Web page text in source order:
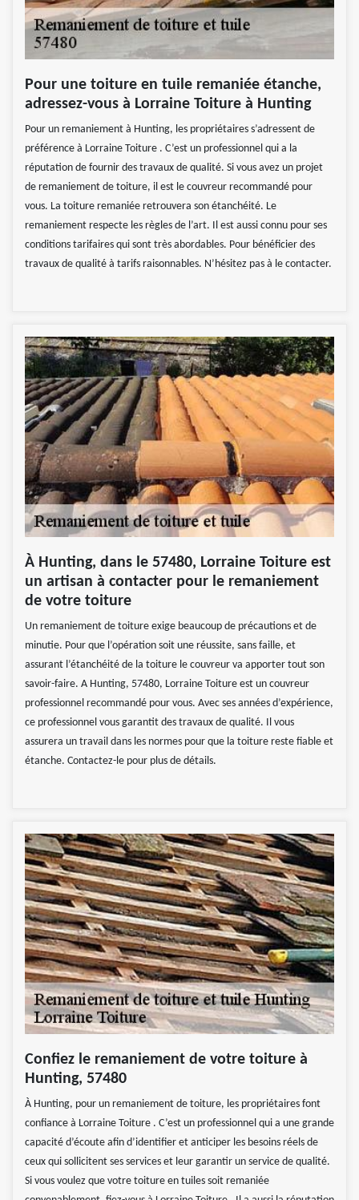
Pour une toiture en tuile remaniée étanche,
adressez-vous à Lorraine Toiture à Hunting
Pour un remaniement à Hunting, les propriétaires s’adressent de
préférence à Lorraine Toiture . C’est un professionnel qui a la
réputation de fournir des travaux de qualité. Si vous avez un projet
de remaniement de toiture, il est le couvreur recommandé pour
vous. La toiture remaniée retrouvera son étanchéité. Le
remaniement respecte les règles de l’art. Il est aussi connu pour ses
conditions tarifaires qui sont très abordables. Pour bénéficier des
travaux de qualité à tarifs raisonnables. N’hésitez pas à le contacter.
À Hunting, dans le 57480, Lorraine Toiture est
un artisan à contacter pour le remaniement
de votre toiture
Un remaniement de toiture exige beaucoup de précautions et de
minutie. Pour que l’opération soit une réussite, sans faille, et
assurant l’étanchéité de la toiture le couvreur va apporter tout son
savoir-faire. A Hunting, 57480, Lorraine Toiture est un couvreur
professionnel recommandé pour vous. Avec ses années d’expérience,
ce professionnel vous garantit des travaux de qualité. Il vous
assurera un travail dans les normes pour que la toiture reste fiable et
étanche. Contactez-le pour plus de détails.
Confiez le remaniement de votre toiture à
Hunting, 57480
À Hunting, pour un remaniement de toiture, les propriétaires font
confiance à Lorraine Toiture . C’est un professionnel qui a une grande
capacité d’écoute afin d’identifier et anticiper les besoins réels de
ceux qui sollicitent ses services et leur garantir un service de qualité.
Si vous voulez que votre toiture en tuiles soit remaniée